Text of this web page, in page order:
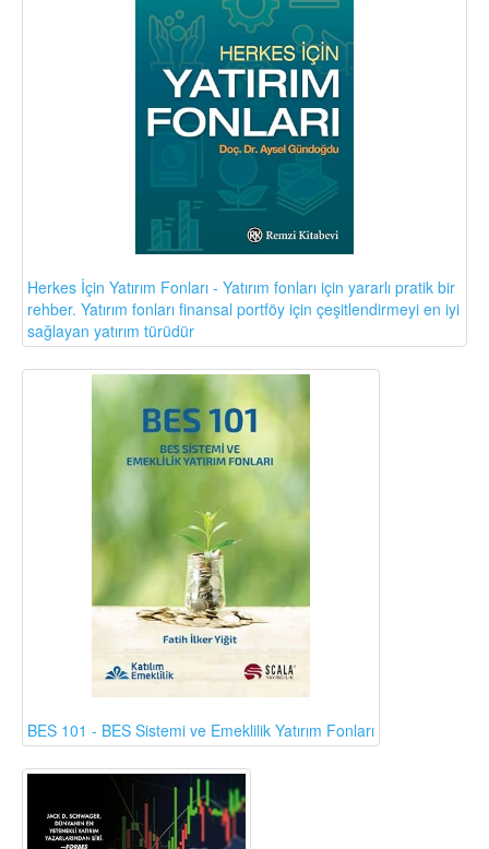
Herkes İçin Yatırım Fonları - Yatırım fonları için yararlı pratik bir
rehber. Yatırım fonları finansal portföy için çeşitlendirmeyi en iyi
sağlayan yatırım türüdür
BES 101 - BES Sistemi ve Emeklilik Yatırım Fonları